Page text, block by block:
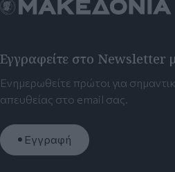
Εγγραφείτε στο Newsletter
Ενημερωθείτε πρώτοι για
απευθείας στο email σας.
Εγγραφή